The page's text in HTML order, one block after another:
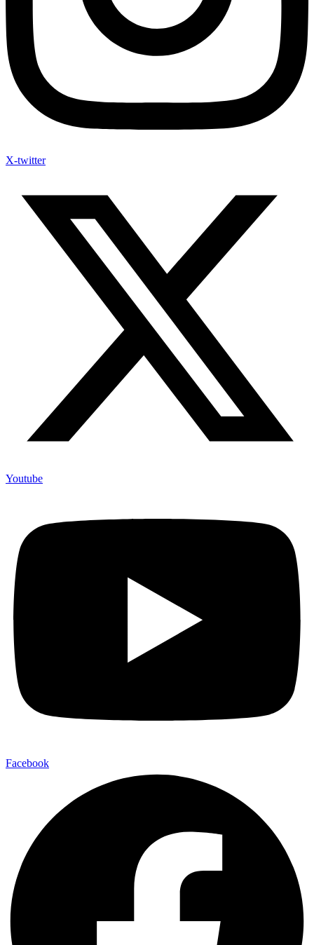
X-twitter
Youtube
Facebook